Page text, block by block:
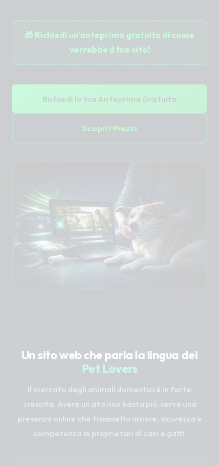
🎁 Richiedi un'anteprima gratuita di come
verrebbe il tuo sito!
Richiedi la tua Anteprima Gratuita
Scopri i Prezzi
Un sito web che parla la lingua dei
Pet Lovers
Il mercato degli animali domestici è in forte
crescita. Avere un sito non basta più: serve una
presenza online che trasmetta amore, sicurezza e
competenza ai proprietari di cani e gatti.